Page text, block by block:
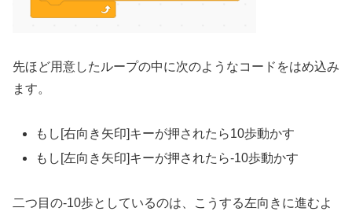
先ほど用意したループの中に次のようなコードをはめ込み
ます。
もし[右向き矢印]キーが押されたら10歩動かす
もし[左向き矢印]キーが押されたら-10歩動かす
二つ目の-10歩としているのは、こうする左向きに進むよ